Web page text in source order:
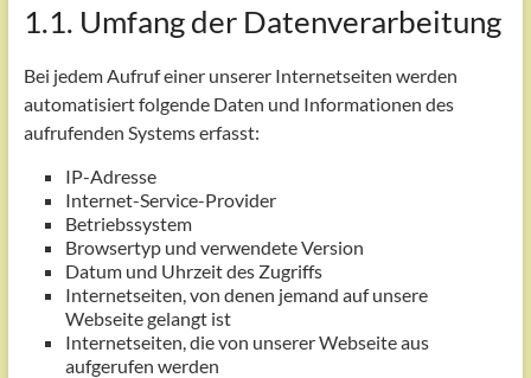
1.1. Umfang der Datenverarbeitung
Bei jedem Aufruf einer unserer Internetseiten werden
automatisiert folgende Daten und Informationen des
aufrufenden Systems erfasst:
IP-Adresse
Internet-Service-Provider
Betriebssystem
Browsertyp und verwendete Version
Datum und Uhrzeit des Zugriffs
Internetseiten, von denen jemand auf unsere
Webseite gelangt ist
Internetseiten, die von unserer Webseite aus
aufgerufen werden